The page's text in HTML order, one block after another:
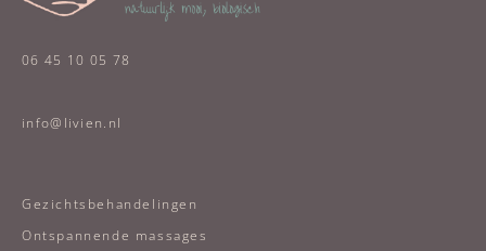
06 45 10 05 78
info@livien.nl
Gezichtsbehandelingen
Ontspannende massages